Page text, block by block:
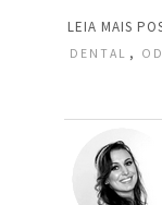
LEIA MAIS
DENTAL
,